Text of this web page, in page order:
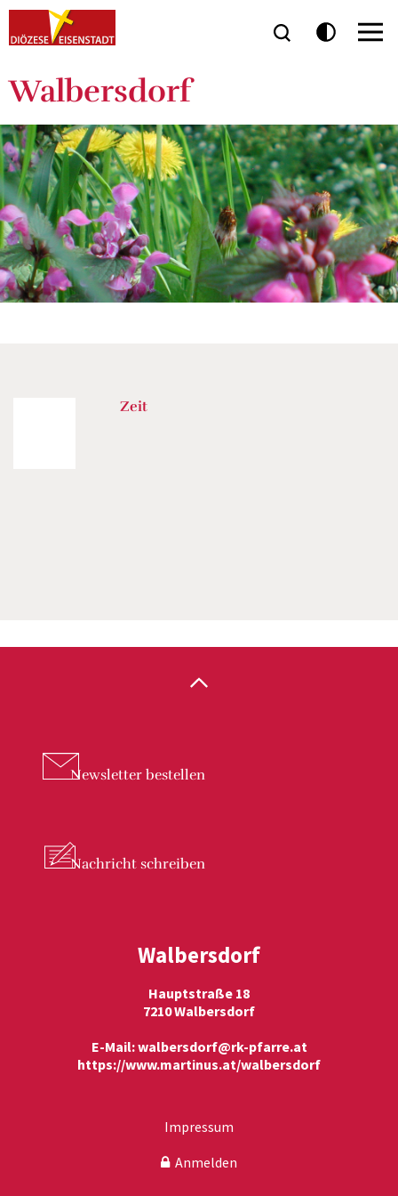
Walbersdorf
Zeit
Newsletter bestellen
Nachricht schreiben
Walbersdorf
Hauptstraße 18
7210 Walbersdorf
E-Mail:walbersdorf@rk-pfarre.at
https://www.martinus.at/walbersdorf
Impressum
Anmelden